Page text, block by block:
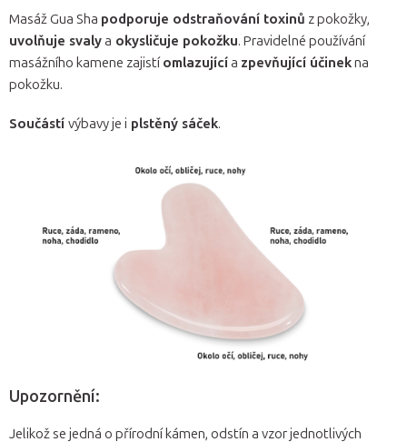
Masáž Gua Sha podporuje odstraňování toxinů z pokožky,
uvolňuje svalya okysličuje pokožku. Pravidelné používání
masážního kamene zajistíomlazujícía zpevňující účinekna
pokožku.
Součástí výbavy je i plstěný sáček.
Upozornění:
Jelikož se jedná o přírodní kámen, odstín a vzor jednotlivých